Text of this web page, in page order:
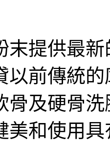
末提供最新
以前傳統
骨及硬骨
美和使用